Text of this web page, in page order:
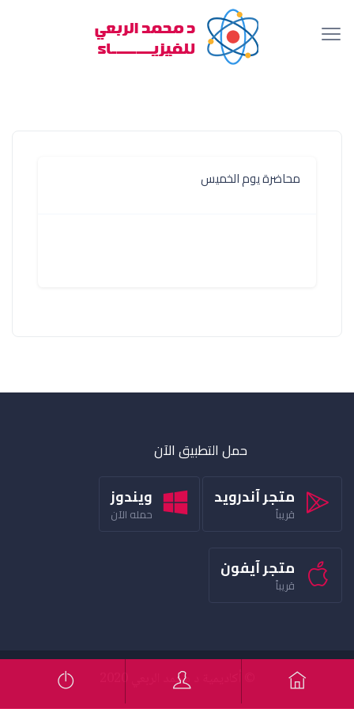
محاضرة يوم الخميس
حمل التطبيق الآن
متجر آندرويد
قريباً
ويندوز
حمله الآن
متجر آيفون
قريباً
© أكاديمية د محمد الربعي 2020